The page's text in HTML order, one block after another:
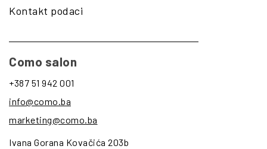
Kontakt podaci
Como salon
+387 51 942 001
info@como.ba
marketing@como.ba
Ivana Gorana Kovačića 203b